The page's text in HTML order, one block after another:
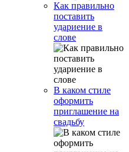
Как правильно
поставить
удариение в
слове
В каком стиле
оформить
приглашение на
свадьбу